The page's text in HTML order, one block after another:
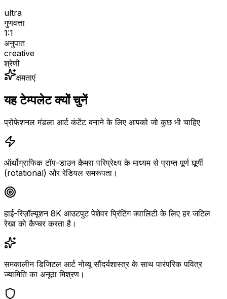
ultra
गुणवत्ता
1:1
अनुपात
creative
श्रेणी
क्षमताएं
यह टेम्पलेट क्यों चुनें
प्रोफेशनल मंडला आर्ट कंटेंट बनाने के लिए आपको जो कुछ भी चाहिए
ऑर्थोग्राफिक टॉप-डाउन कैमरा परिप्रेक्ष्य के माध्यम से प्राप्त पूर्ण घूर्णी
(rotational) और रेडियल समरूपता।
हाई-रिज़ॉल्यूशन 8K आउटपुट पेशेवर प्रिंटिंग क्वालिटी के लिए हर जटिल
रेखा को कैप्चर करता है।
समकालीन डिजिटल आर्ट नोव्यू सौंदर्यशास्त्र के साथ पारंपरिक पवित्र
ज्यामिति का अनूठा मिश्रण।